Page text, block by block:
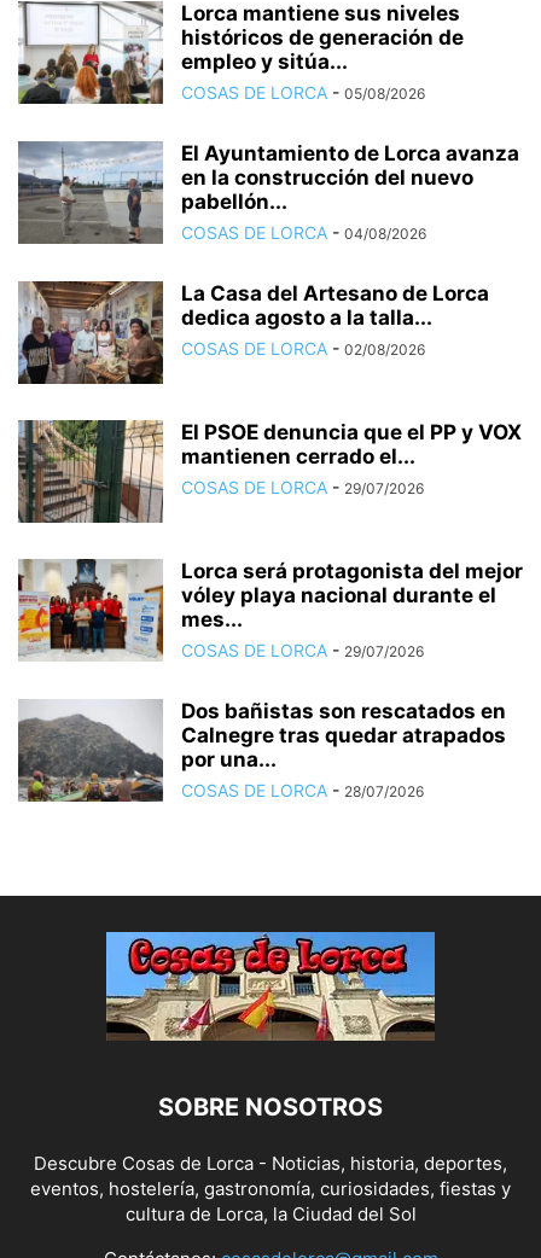
Lorca mantiene sus niveles
históricos de generación de
empleo y sitúa...
COSAS DE LORCA - 05/08/2026
El Ayuntamiento de Lorca avanza
en la construcción del nuevo
pabellón...
COSAS DE LORCA - 04/08/2026
La Casa del Artesano de Lorca
dedica agosto a la talla...
COSAS DE LORCA - 02/08/2026
El PSOE denuncia que el PP y VOX
mantienen cerrado el...
COSAS DE LORCA - 29/07/2026
Lorca será protagonista del mejor
vóley playa nacional durante el
mes...
COSAS DE LORCA - 29/07/2026
Dos bañistas son rescatados en
Calnegre tras quedar atrapados
por una...
COSAS DE LORCA - 28/07/2026
SOBRE NOSOTROS
Descubre Cosas de Lorca - Noticias, historia, deportes,
eventos, hostelería, gastronomía, curiosidades, fiestas y
cultura de Lorca, la Ciudad del Sol